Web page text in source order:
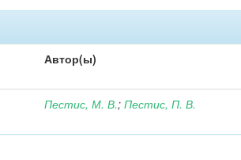
Автор(ы)
Пестис, М. В.;Пестис, П. В.